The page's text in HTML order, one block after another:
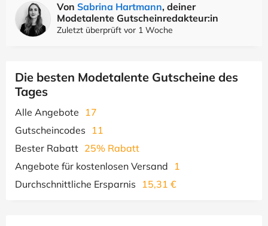
Von Sabrina Hartmann, deiner
Modetalente Gutscheinredakteur:in
Zuletzt überprüft vor 1 Woche
Die besten Modetalente Gutscheine des
Tages
Alle Angebote
17
Gutscheincodes
11
Bester Rabatt 25% Rabatt
Angebote für kostenlosen Versand
1
Durchschnittliche Ersparnis
15,31 €